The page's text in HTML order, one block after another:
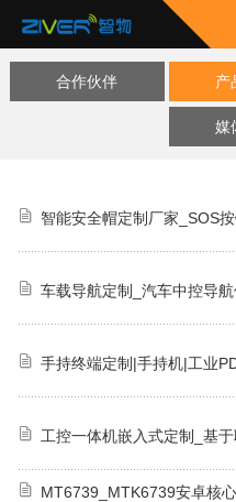
合作伙伴 产
媒
智能安全帽定制厂家_SOS
车载导航定制_汽车中控导
手持终端定制|手持机|工业
工控一体机嵌入式定制_基
MT6739_MTK6739安卓核